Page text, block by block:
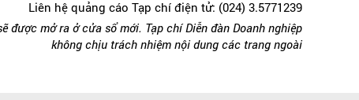
Liên hệ quảng cáo Tạp chí điện tử: (024) 3.5771239
được mở ra ở cửa sổ mới. Tạp chí Diễn đàn Doanh nghiệp
không chịu trách nhiệm nội dung các trang ngoài